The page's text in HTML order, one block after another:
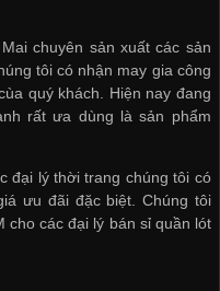
chuyên sản xuất các sản
tôi có nhận may gia công
quý khách. Hiện nay đang
rất ưa dùng là sản phẩm
đại lý thời trang chúng tôi có
ưu đãi đặc biệt. Chúng tôi
cho các đại lý bán sỉ quần lót